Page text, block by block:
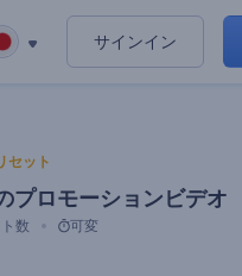
サインイン
セット
プロモーションビデオ
数 可変